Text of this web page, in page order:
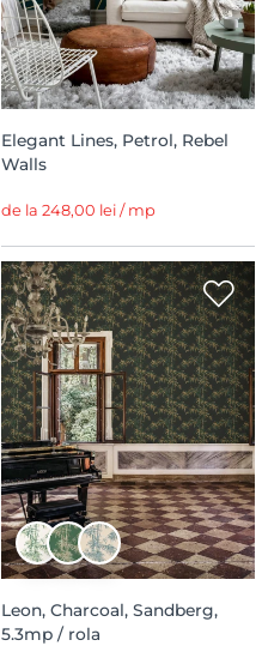
Elegant Lines, Petrol, Rebel
Walls
de la 248,00 lei / mp
Leon, Charcoal, Sandberg,
5.3mp / rola